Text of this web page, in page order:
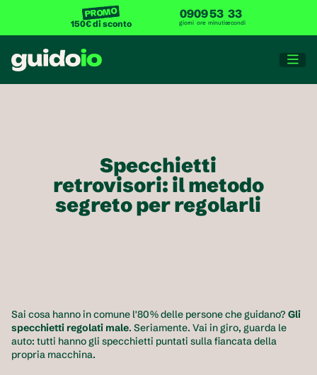
Specchietti
retrovisori: il metodo
segreto per regolarli
Sai cosa hanno in comune l'80% delle persone che guidano? Gli
specchietti regolati male. Seriamente. Vai in giro, guarda le
auto: tutti hanno gli specchietti puntati sulla fiancata della
propria macchina.
09
giorni
09
ore
53
minuti
33
secondi
150€ di sconto
PROMO
